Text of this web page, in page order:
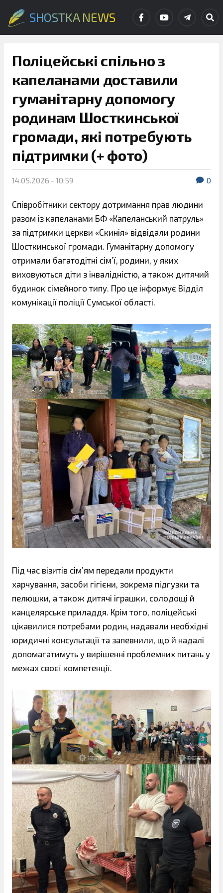
SHOSTKA NEWS
Поліцейські спільно з
капеланами доставили
гуманітарну допомогу
родинам Шосткинської
громади, які потребують
підтримки (+ фото)
14.05.2026 - 10:59 0
Співробітники сектору дотримання прав людини
разом із капеланами БФ «Капеланський патруль»
за підтримки церкви «Скинія» відвідали родини
Шосткинської громади. Гуманітарну допомогу
отримали багатодітні сім’ї, родини, у яких
виховуються діти з інвалідністю, а також дитячий
будинок сімейного типу. Про це інформує Відділ
комунікації поліції Сумської області.
Під час візитів сім’ям передали продукти
харчування, засоби гігієни, зокрема підгузки та
пелюшки, а також дитячі іграшки, солодощі й
канцелярське приладдя. Крім того, поліцейські
цікавилися потребами родин, надавали необхідні
юридичні консультації та запевнили, що й надалі
допомагатимуть у вирішенні проблемних питань у
межах своєї компетенції.